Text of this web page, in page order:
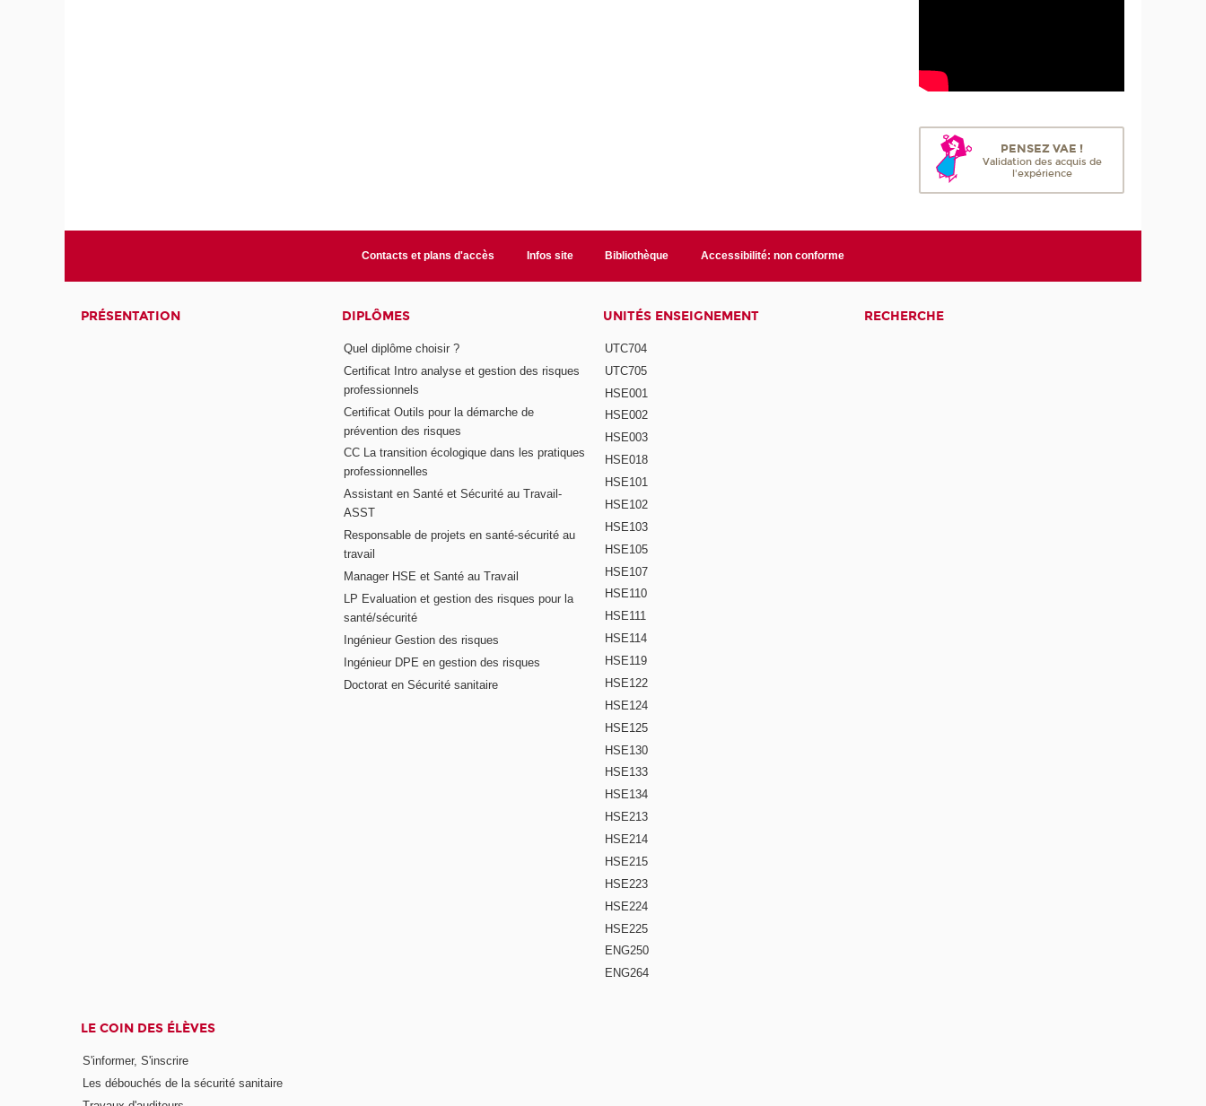
PENSEZ VAE !
Validation des acquis de
l'expérience
Contacts et plans d'accès Infos site Bibliothèque Accessibilité: non conforme
PRÉSENTATION DIPLÔMES
Quel diplôme choisir ?
Certificat Intro analyse et gestion des risques
professionnels
Certificat Outils pour la démarche de
prévention des risques
CC La transition écologique dans les pratiques
professionnelles
Assistant en Santé et Sécurité au Travail-
ASST
Responsable de projets en santé-sécurité au
travail
Manager HSE et Santé au Travail
LP Evaluation et gestion des risques pour la
santé/sécurité
Ingénieur Gestion des risques
Ingénieur DPE en gestion des risques
Doctorat en Sécurité sanitaire
UNITÉS ENSEIGNEMENT
UTC704
UTC705
HSE001
HSE002
HSE003
HSE018
HSE101
HSE102
HSE103
HSE105
HSE107
HSE110
HSE111
HSE114
HSE119
HSE122
HSE124
HSE125
HSE130
HSE133
HSE134
HSE213
HSE214
HSE215
HSE223
HSE224
HSE225
ENG250
ENG264
RECHERCHE
LE COIN DES ÉLÈVES
S'informer, S'inscrire
Les débouchés de la sécurité sanitaire